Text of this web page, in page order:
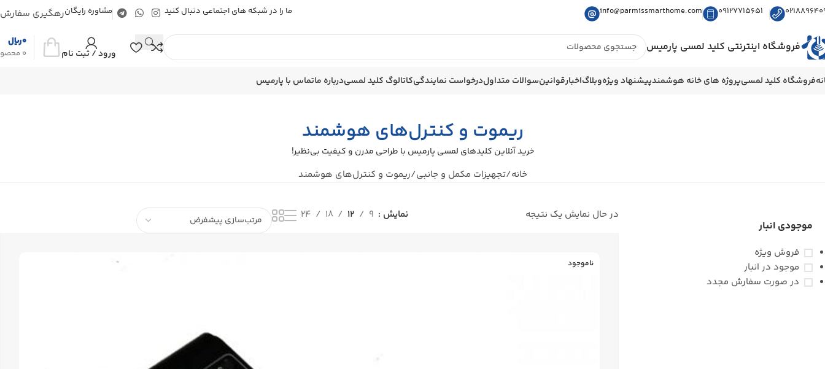
09127715651
info@parmissmarthome.com ما را در شبکه های اجتماعی دنبال کنید مشاوره رایگانرهگیری سفارش
فروشگاه اینترنتی کلید لمسی پارمیس ورود / ثبت نام 0
0ریال
فروشگاه کلید لمسیپروژه های خانه هوشمندپیشنهاد ویژهوبلاگاخبارقوانینسوالات متداولدرخواست نمایندگیکاتالوگ کلید لمسیدرباره ماتماس با پارمیس
ریموت و کنترل‌های هوشمند
خرید آنلاین کلیدهای لمسی پارمیس با طراحی مدرن و کیفیت بی‌نظیر!
خانه تجهیزات مکمل و جانبی ریموت و کنترل‌های هوشمند
موجودی انبار
فروش ویژه
موجود در انبار
در صورت سفارش مجدد
در حال نمایش یک نتیجه نمایش 9
12
18
24
ناموجود